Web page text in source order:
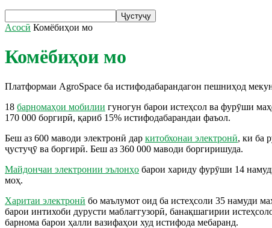
Асосӣ Комёбиҳои мо
Комёбиҳои мо
Платформаи AgroSpace ба истифодабарандагон пешниҳод
18 барномаҳои мобилии гуногун барои истеҳсол ва фурӯши
170 000 боргирӣ, қариб 15% истифодабарандаи фаъол.
Беш аз 600 маводи электронӣ дар китобхонаи электронӣ, ки ба
ҷустуҷӯ ва боргирӣ. Беш аз 360 000 маводи боргиришуда.
Майдончаи электронии эълонҳо барои хариду фурӯши 14
моҳ.
Харитаи электронӣ бо маълумот оид ба истеҳсоли 35 намуди
барои интихоби дурусти маблағгузорӣ, банақшагирии
барнома барои ҳалли вазифаҳои худ истифода мебаранд.